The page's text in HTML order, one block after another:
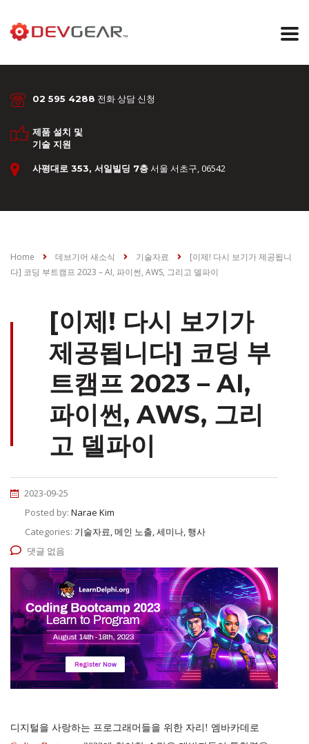
02 595 4288 전화 상담 신청
제품 설치 및
기술 지원
사평대로 353, 서일빌딩 7층서울 서초구, 06542
Home 데브기어 새소식 기술자료
[이제! 다시 보기가 제공됩니
다] 코딩 부트캠프 2023 – AI, 파이썬, AWS, 그리고 델파이
[이제! 다시 보기가
제공됩니다] 코딩 부
트캠프 2023 – AI,
파이썬, AWS, 그리
고 델파이
2023-09-25
Posted by: Narae Kim
Categories: 기술자료, 메인 노출, 세미나, 행사
댓글 없음
디지털을 사랑하는 프로그래머들을 위한 자리! 엠바카데로